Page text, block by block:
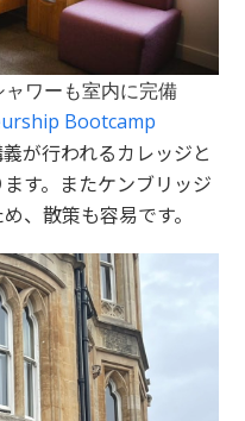
ワーも室内に完備
Bootcamp
が行われるカレッジと
す。またケンブリッジ
、散策も容易です。